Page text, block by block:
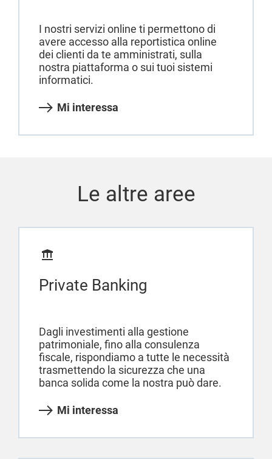
I nostri servizi online ti permettono di
avere accesso alla reportistica online
dei clienti da te amministrati, sulla
nostra piattaforma o sui tuoi sistemi
informatici.
Mi interessa
Le altre aree
Private Banking
Dagli investimenti alla gestione
patrimoniale, fino alla consulenza
fiscale, rispondiamo a tutte le necessità
trasmettendo la sicurezza che una
banca solida come la nostra può dare.
Mi interessa